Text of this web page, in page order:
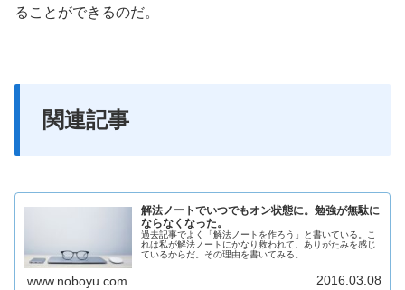
ることができるのだ。
関連記事
解法ノートでいつでもオン状態に。勉強が無駄に
ならなくなった。
過去記事でよく「解法ノートを作ろう」と書いている。こ
れは私が解法ノートにかなり救われて、ありがたみを感じ
ているからだ。その理由を書いてみる。
www.noboyu.com 2016.03.08